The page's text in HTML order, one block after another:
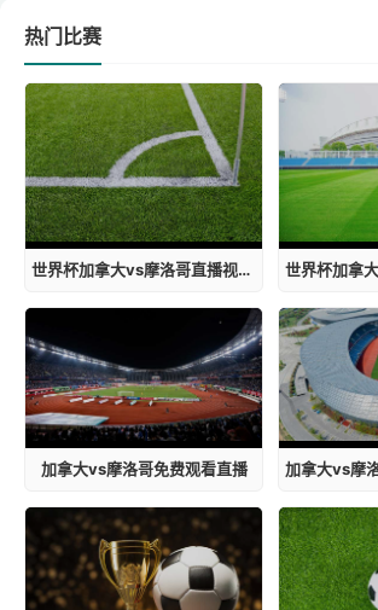
热门比赛
世界杯加拿大vs摩洛哥直播视频回放在线观看
加拿大vs摩洛哥免费观看直播